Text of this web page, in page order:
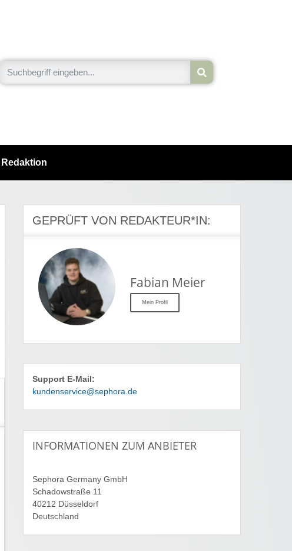
GEPRÜFT VON REDAKTEUR*IN:
Fabian Meier
Mein Profil
Support E-Mail:
kundenservice@sephora.de
INFORMATIONEN ZUM ANBIETER
Sephora Germany GmbH
Schadowstraße 11
40212 Düsseldorf
Deutschland